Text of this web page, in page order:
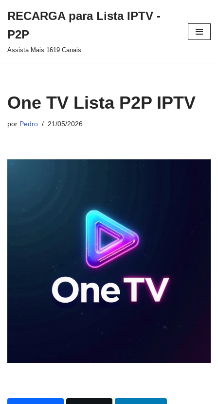
para
o
RECARGA para Lista IPTV -
P2P
Assista Mais 1619 Canais
One TV Lista P2P IPTV
por Pedro 21/05/2026